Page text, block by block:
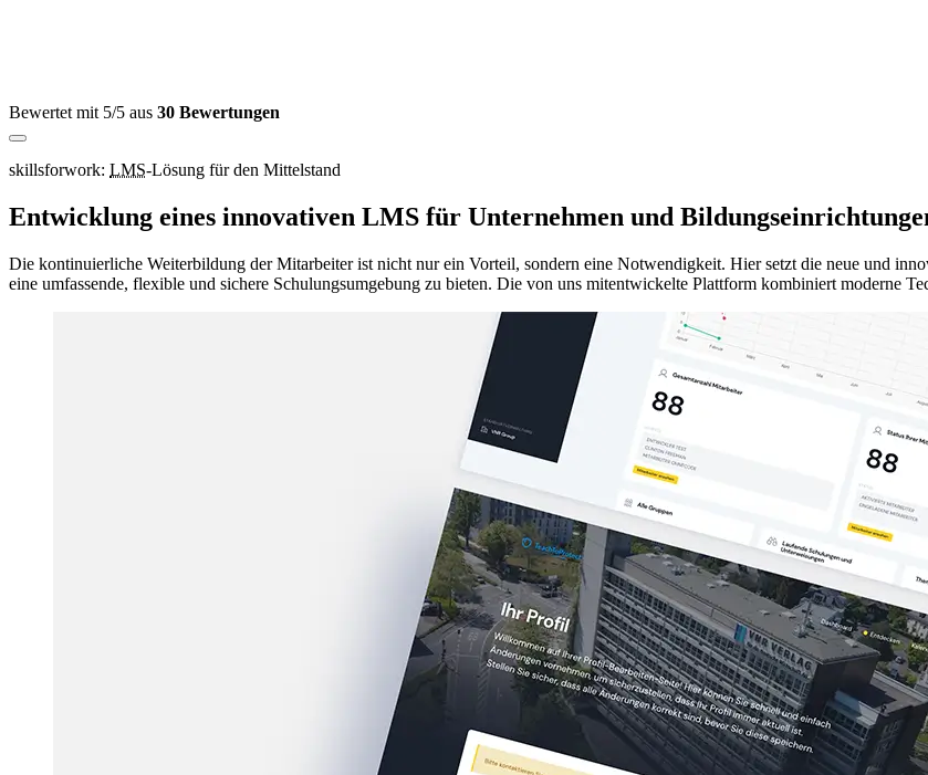
Bewertet mit 5/5 aus 30 Bewertungen
skillsforwork: LMS-Lösung für den Mittelstand
Entwicklung eines innovativen LMS für Unternehmen und
Die kontinuierliche Weiterbildung der Mitarbeiter ist nicht nur ein Vorteil, sondern eine Notwendigkeit. Hier setzt die neue und
eine umfassende, flexible und sichere Schulungsumgebung zu bieten. Die von uns mitentwickelte Plattform kombiniert moderne